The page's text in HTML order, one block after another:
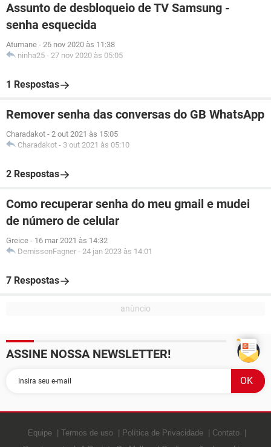
Assunto de desbloqueio de TV Samsung -
senha esquecida
Atumane - 26 nov 2020 às 11:38
ninha25 - 27 nov 2020 às 05:05
1 Respostas
Remover senha das conversas do GB WhatsApp
Charadakot - 2 out 2021 às 15:05
Charadakot - 3 out 2021 às 05:10
2 Respostas
Como recuperar senha do meu gmail e mudei
de número de celular
Greice - 16 mar 2021 às 14:32
DemissonFagner - 24 jan 2023 às 14:01
7 Respostas
ASSINE NOSSA NEWSLETTER!
Equipe Termos de uso Política de Privacidade
Contato